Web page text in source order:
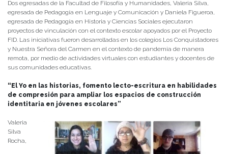
Dos egresadas de la Facultad de Filosofía y Humanidades, Valeria Silva,
egresada de Pedagogía en Lenguaje y Comunicación y Daniela Figueroa,
egresada de Pedagogía en Historia y Ciencias Sociales ejecutaron
proyectos de vinculación con el contexto escolar apoyados por el Proyecto
FID. Las iniciativas fueron desarrolladas en los colegios Los Conquistadores
y Nuestra Señora del Carmen en el contexto de pandemia de manera
remota, por medio de actividades virtuales con estudiantes y docentes de
sus comunidades educativas.
“El Yo en las historias, fomento lecto-escritura en habilidades
de compresión para ampliar los espacios de construcción
identitaria en jóvenes escolares”
Valeria
Silva
Rocha,